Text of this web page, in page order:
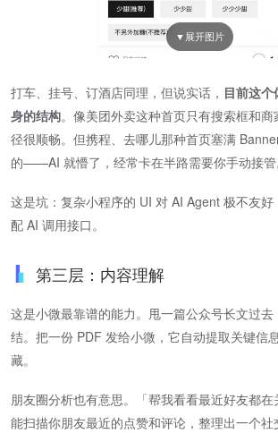
打车、挂号、订酒店同理，但说实话，​ 目前这
身的结构。像美团外卖这种首页只有搜索框和
径很顺畅。但携程、去哪儿那种首页塞满
的——AI 就懵了，经常卡在半路需要你手动接管
这是坑：复杂小程序的 UI 对 AI Agent 极不友
配 AI 调用接口。
第三层：内容理解
这是小微最靠谱的能力。甩一篇公众号长文过
结。把一份 PDF 发给小微，它自动提取关键信
藏。
朋友圈分析也有意思。「帮我看看最近好友都
能扫描你朋友最近的点赞和评论，整理出一个